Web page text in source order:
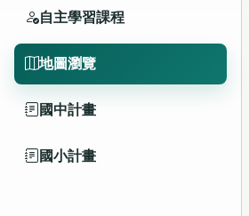
自主學習課程
地圖瀏覽
國中計畫
國小計畫